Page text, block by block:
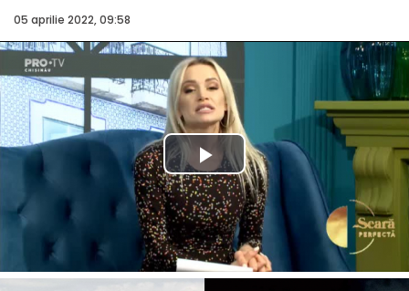
05 aprilie 2022, 09:58